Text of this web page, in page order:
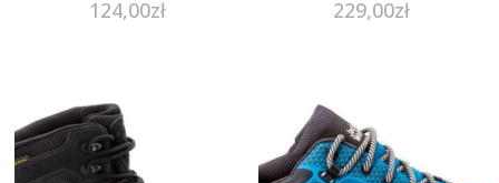
124,00zł 229,00zł